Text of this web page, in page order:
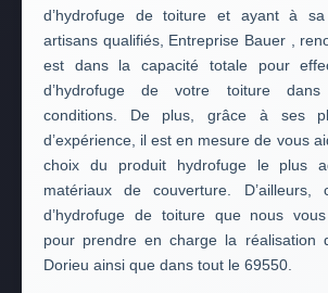
d’hydrofuge de toiture et ayant à
artisans qualifiés, Entreprise Bauer ,
est dans la capacité totale pour
d’hydrofuge de votre toiture
conditions. De plus, grâce à ses
d’expérience, il est en mesure de vous
choix du produit hydrofuge le plus
matériaux de couverture. D’ailleurs,
d’hydrofuge de toiture que nous
pour prendre en charge la réalisation
Dorieu ainsi que dans tout le 69550.